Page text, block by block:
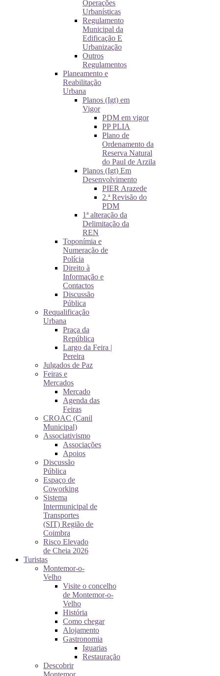
Operações
Urbanísticas
Regulamento
Municipal da
Edificação E
Urbanização
Outros
Regulamentos
Planeamento e
Reabilitação
Urbana
Planos (Igt) em
Vigor
PDM em vigor
PP PLIA
Plano de
Ordenamento da
Reserva Natural
do Paul de Arzila
Planos (Igt) Em
Desenvolvimento
PIER Arazede
2.ª Revisão do
PDM
1ª alteração da
Delimitação da
REN
Toponímia e
Numeração de
Polícia
Direito à
Informação e
Contactos
Discussão
Pública
Requalificação
Urbana
Praça da
República
Largo da Feira |
Pereira
Julgados de Paz
Feiras e
Mercados
Mercado
Agenda das
Feiras
CROAC (Canil
Municipal)
Associativismo
Associações
Apoios
Discussão
Pública
Espaço de
Coworking
Sistema
Intermunicipal de
Transportes
(SIT) Região de
Coimbra
Risco Elevado
de Cheia 2026
Turistas
Montemor-o-
Velho
Visite o concelho
de Montemor-o-
Velho
História
Como chegar
Alojamento
Gastronomia
Iguarias
Restauração
Descobrir
Montemor